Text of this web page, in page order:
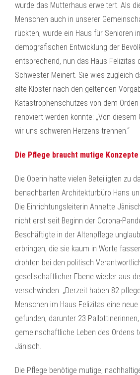
wurde das Mutterhaus erweitert. Als
Menschen auch in unserer
rückten, wurde ein Haus für Senioren
demografischen Entwicklung der
entsprechend, nun das Haus Felizitas
Schwester Meinert. Sie wies zugleich
alte Kloster nach den geltenden
Katastrophenschutzes von dem
renoviert werden konnte: „Von diesem
wir uns schweren Herzens trennen.“
Die Pflege braucht mutige Konzepte
Die Oberin hatte vielen Beteiligten zu
benachbarten Architekturbüro Hans
Die Einrichtungsleiterin Annette
nicht erst seit Beginn der Corona-
Beschäftigte in der Altenpflege
erbringen, die sie kaum in Worte
drohten bei den politisch
gesellschaftlicher Ebene wieder aus
verschwinden. „Derzeit haben 82
Menschen im Haus Felizitas eine
gefunden, darunter 23
gemeinschaftliche Leben des Ordens
Jänisch.
Die Pflege benötige mutige,